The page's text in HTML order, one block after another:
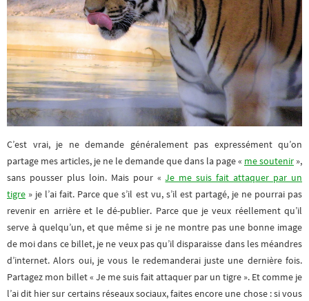
C’est vrai, je ne demande généralement pas expressément qu’on
partage mes articles, je ne le demande que dans la page « me soutenir »,
sans pousser plus loin. Mais pour «Je me suis fait attaquer par un
tigre » je l’ai fait. Parce que s’il est vu, s’il est partagé, je ne pourrai pas
revenir en arrière et le dé-publier. Parce que je veux réellement qu’il
serve à quelqu’un, et que même si je ne montre pas une bonne image
de moi dans ce billet, je ne veux pas qu’il disparaisse dans les méandres
d’internet. Alors oui, je vous le redemanderai juste une dernière fois.
Partagez mon billet « Je me suis fait attaquer par un tigre ». Et comme je
l’ai dit hier sur certains réseaux sociaux, faites encore une chose : si vous